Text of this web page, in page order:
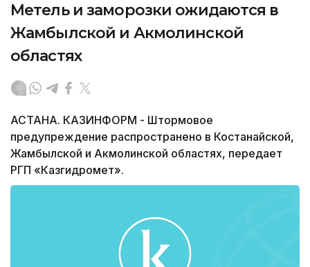
Метель и заморозки ожидаются в
Жамбылской и Акмолинской
областях
АСТАНА. КАЗИНФОРМ - Штормовое
предупреждение распространено в Костанайской,
Жамбылской и Акмолинской областях, передает
РГП «Казгидромет».